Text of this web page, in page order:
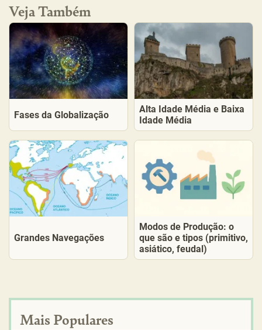
Veja Também
Fases da Globalização
Alta Idade Média e Baixa
Idade Média
Grandes Navegações
Modos de Produção: o
que são e tipos (primitivo,
asiático, feudal)
Mais Populares